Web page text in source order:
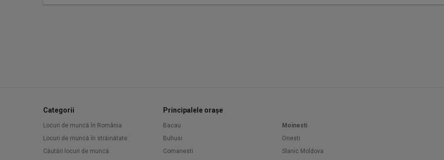
Categorii
Locuri de muncă în România
Locuri de muncă în străinătate
Căutări locuri de muncă
Principalele orașe
Bacau
Buhusi
Comanesti
Moinesti
Onesti
Slanic Moldova